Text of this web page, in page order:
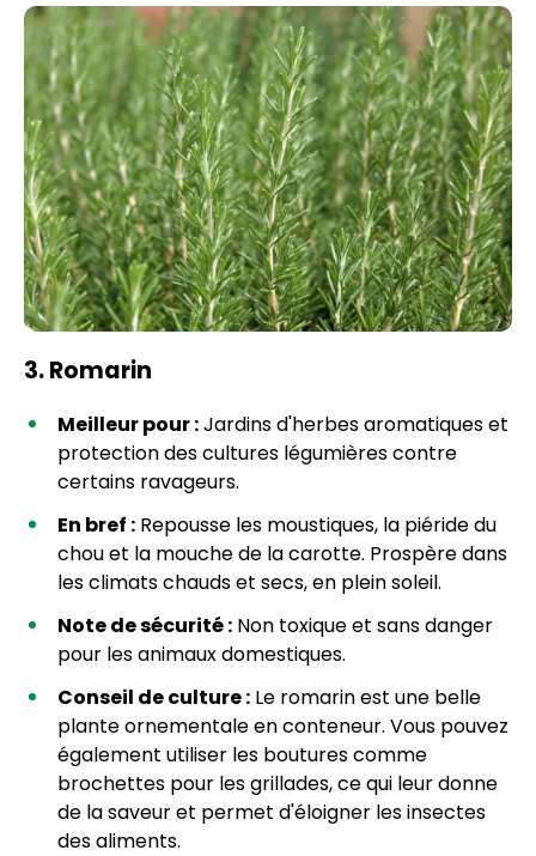
3. Romarin
Meilleur pour :Jardins d'herbes aromatiques et
protection des cultures légumières contre
certains ravageurs.
En bref : Repousse les moustiques, la piéride du
chou et la mouche de la carotte. Prospère dans
les climats chauds et secs, en plein soleil.
Note de sécurité : Non toxique et sans danger
pour les animaux domestiques.
Conseil de culture : Le romarin est une belle
plante ornementale en conteneur. Vous pouvez
également utiliser les boutures comme
brochettes pour les grillades, ce qui leur donne
de la saveur et permet d'éloigner les insectes
des aliments.